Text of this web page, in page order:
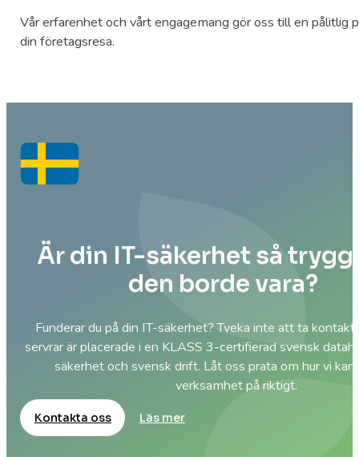
Vår erfarenhet och vårt engagemang gör oss till en pålitlig
din företagsresa.
Är din IT-säkerhet så trygg
den borde vara?
Funderar du på din IT-säkerhet? Tveka inte att ta kontakt
servrar är placerade i en KLASS 3-certifierad svensk
säkerhet och svensk drift. Låt oss prata om hur vi kan
verksamhet på riktigt.
Kontakta oss Läs mer